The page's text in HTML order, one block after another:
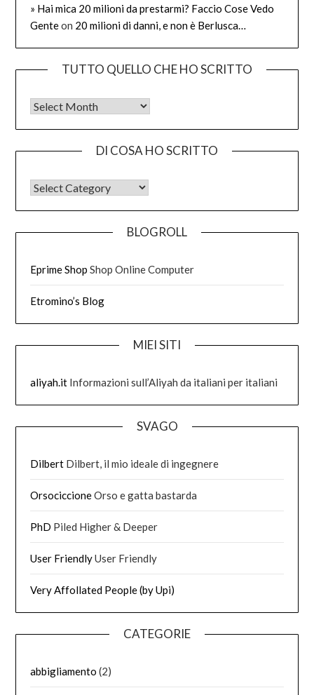
» Hai mica 20 milioni da prestarmi? Faccio Cose Vedo
Genteon 20 milioni di danni, e non è Berlusca…
TUTTO QUELLO CHE HO SCRITTO
Tutto quello che ho scritto
DI COSA HO SCRITTO
DI COSA HO SCRITTO
BLOGROLL
Eprime Shop Shop Online Computer
Etromino’s Blog
MIEI SITI
aliyah.it Informazioni sull’Aliyah da italiani per italiani
SVAGO
Dilbert Dilbert, il mio ideale di ingegnere
OrsociccioneOrso e gatta bastarda
PhD Piled Higher & Deeper
User FriendlyUser Friendly
Very Affollated People (by Upi)
CATEGORIE
abbigliamento (2)